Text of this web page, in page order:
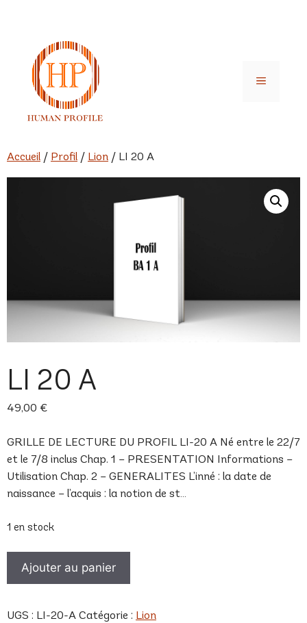
contenu
Menu
Accueil / Profil / Lion / LI 20 A
LI 20 A
49,00 €
GRILLE DE LECTURE DU PROFIL LI-20 A Né entre le 22/7
et le 7/8 inclus Chap. 1 – PRESENTATION Informations –
Utilisation Chap. 2 – GENERALITES L’inné : la date de
naissance – l’acquis : la notion de st…
1 en stock
20
Ajouter au panier
UGS : LI-20-A Catégorie : Lion